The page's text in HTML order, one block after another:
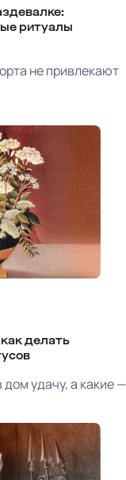
ритуалы
не привлекают
делать
дом удачу, а какие —